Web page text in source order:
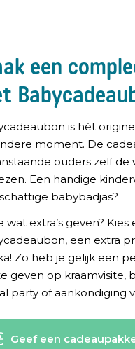
een
is hét
moment. De
ouders zelf
Een handige
babybadjas?
wat extra’s geven?
een extra
Zo heb je gelijk een
geven op kraamvisite,
party of aankondiging
Geef een